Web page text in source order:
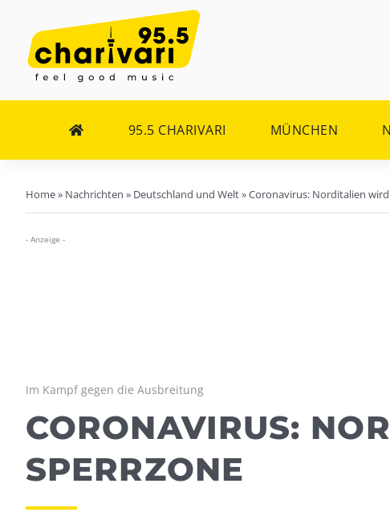
Inhalt
springen
95.5 CHARIVARI MÜNCHEN
Home» Nachrichten » Deutschland und Welt»Coronavirus: Norditalien
- Anzeige -
Im Kampf gegen die Ausbreitung
CORONAVIRUS:
SPERRZONE